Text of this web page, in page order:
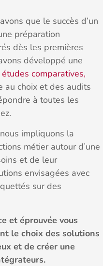
que le succès d’un
préparation
dès les premières
développé une
études comparatives,
au choix et des audits
à toutes les
impliquons la
métier autour d’une
et de leur
envisagées avec
sur des
et éprouvée vous
le choix des solutions
et de créer une